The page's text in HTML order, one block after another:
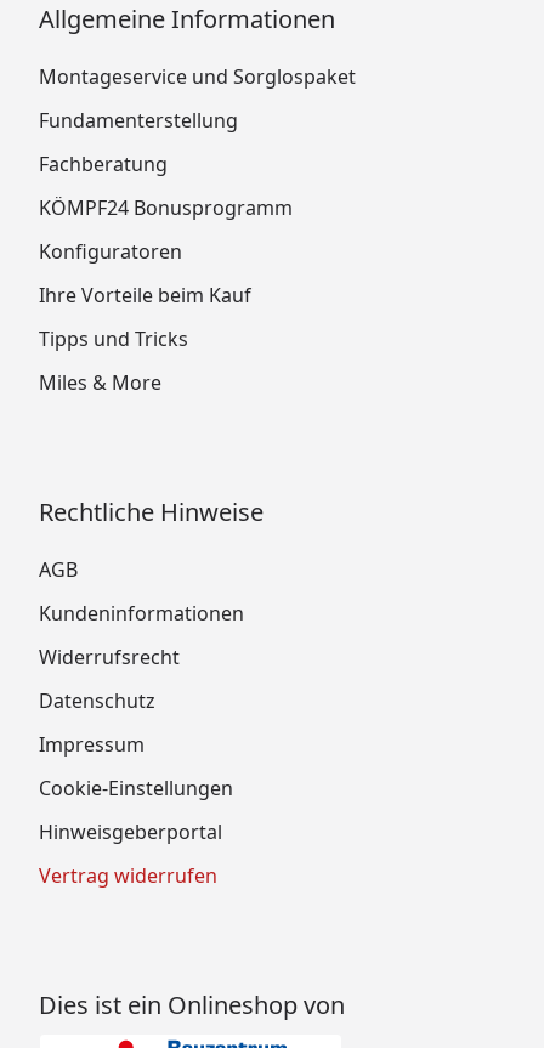
Allgemeine Informationen
Montageservice und Sorglospaket
Fundamenterstellung
Fachberatung
KÖMPF24 Bonusprogramm
Konfiguratoren
Ihre Vorteile beim Kauf
Tipps und Tricks
Miles & More
Rechtliche Hinweise
AGB
Kundeninformationen
Widerrufsrecht
Datenschutz
Impressum
Cookie-Einstellungen
Hinweisgeberportal
Vertrag widerrufen
Dies ist ein Onlineshop von